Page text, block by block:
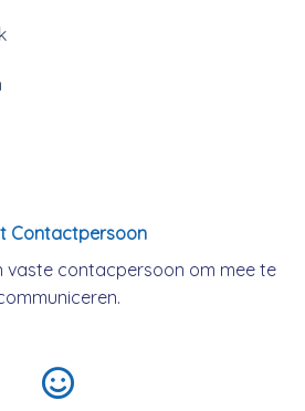
Contactpersoon
vaste contacpersoon om mee te